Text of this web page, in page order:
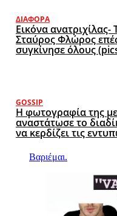
ΔΙΆΦΟΡΑ
Εικόνα
Σταύρος Φλώρος
συγκίνησε όλους
GOSSIP
Η φωτογραφία της
αναστάτωσε το
να κερδίζει τις
Βαριέμαι.